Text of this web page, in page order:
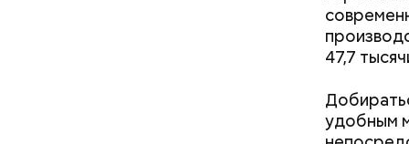
47,7
удобным
В